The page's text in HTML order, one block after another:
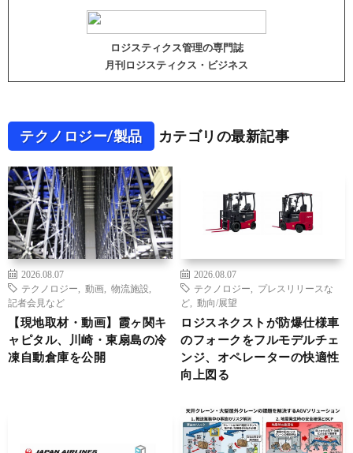
ロジスティクス管理の専門誌
月刊ロジスティクス・ビジネス
テクノロジー/製品 カテゴリの最新記事
2026.08.07
テクノロジー
動画 物流施設
記者会見など
【現地取材・動画】霞ヶ関キ
ャピタル、川崎・東扇島の冷
凍自動倉庫を公開
2026.08.07
テクノロジー
プレスリリースな
ど
動向/展望
ロジスネクストが防爆仕様車
のフォークをフルモデルチェ
ンジ、オペレーターの快適性
向上図る